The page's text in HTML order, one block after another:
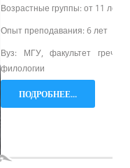
Возрастные группы: от 11 лет
Опыт преподавания: 6 лет
Вуз: МГУ, факультет
филологии
ПОДРОБНЕЕ...